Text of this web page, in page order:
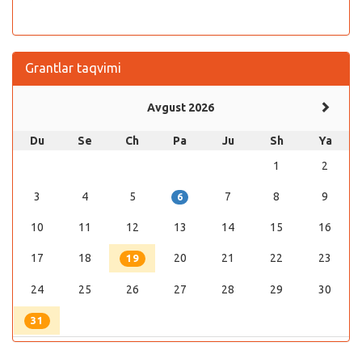
Grantlar taqvimi
Avgust 2026
Du Se Ch Pa Ju Sh
Ya
1
2
3 4 5 6 7 8 9
10 11 12 13 14 15 16
17 18 19 20 21 22 23
24 25 26 27 28 29 30
31